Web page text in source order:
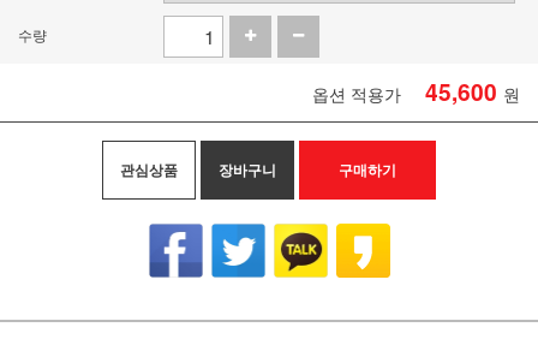
수량
옵션 적용가 45,600 원
관심상품 장바구니 구매하기